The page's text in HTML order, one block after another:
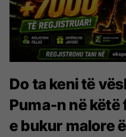
Do ta keni të
Puma-n në
e bukur malore